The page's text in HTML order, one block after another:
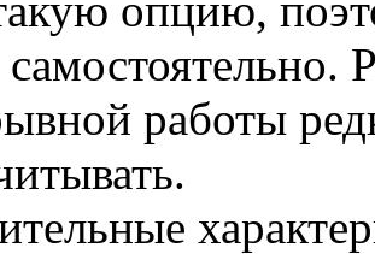
самостоятельно.
работы